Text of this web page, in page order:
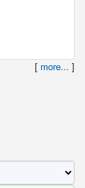
[ more... ]